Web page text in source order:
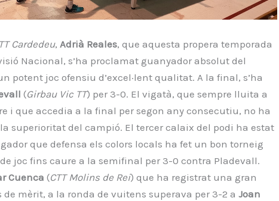
Cardedeu, Adrià Reales, que aquesta propera temporada
Nacional, s’ha proclamat guanyador absolut del
potent joc ofensiu d’excel·lent qualitat. A la final, s’ha
(Girbau Vic TT) per 3-0. El vigatà, que sempre lluita a
i que accedia a la final per segon any consecutiu, no ha
superioritat del campió. El tercer calaix del podi ha estat
que defensa els colors locals ha fet un bon torneig
joc fins caure a la semifinal per 3-0 contra Pladevall.
Cuenca (CTT Molins de Rei) que ha registrat una gran
mèrit, a la ronda de vuitens superava per 3-2 a Joan